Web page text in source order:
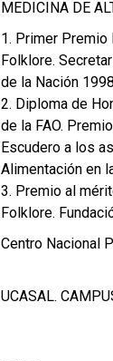
MEDICINA DE
1. Primer Premio
Folklore.
de la Nación
2. Diploma de
de la FAO.
Escudero a los
Alimentación en
3. Premio al
Folklore.
Centro Nacional
UCASAL.